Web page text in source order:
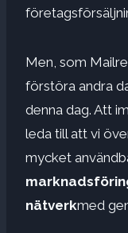
Men, som
förstöra andra
denna dag. Att
leda till att vi
mycket
nätverkmed